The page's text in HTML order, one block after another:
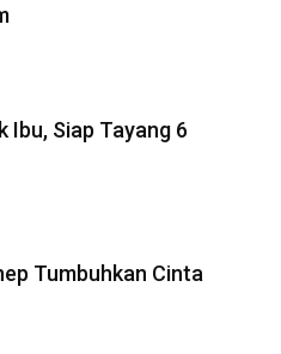
Ibu, Siap Tayang 6
Tumbuhkan Cinta